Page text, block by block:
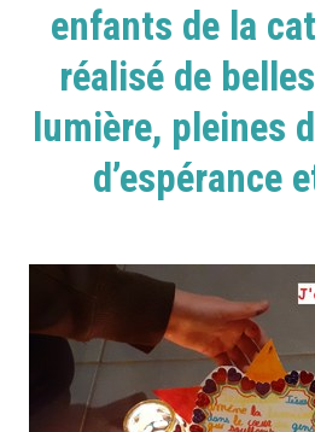
enfants de la
réalisé de
lumière, pleines
d’espérance